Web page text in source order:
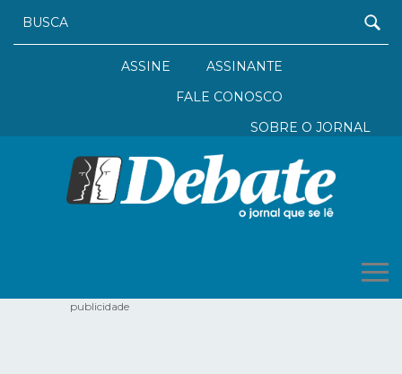
ASSINANTE
ASSINE
FALE CONOSCO
SOBRE O JORNAL
publicidade